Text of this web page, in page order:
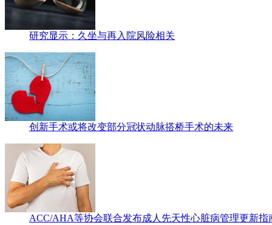
研究显示：久坐与再入院风险相关
创新手术或将改变部分冠状动脉搭桥手术的未来
ACC/AHA等协会联合发布成人先天性心脏病管理更新指